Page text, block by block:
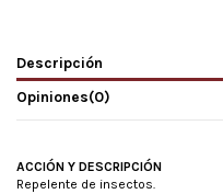
Descripción
Opiniones(0)
ACCIÓN Y DESCRIPCIÓN
Repelente de insectos.